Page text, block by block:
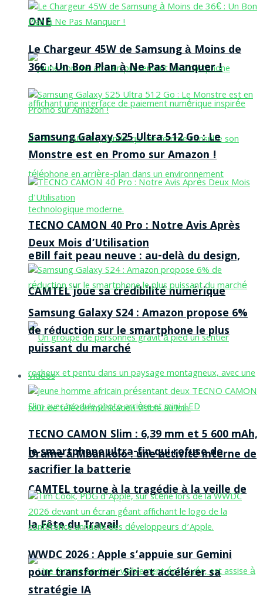
ONE
eBill fait peau neuve : au-delà du design,
CAMTEL joue sa crédibilité numérique
Drame à Mbankolo : une activité interne de
CAMTEL tourne à la tragédie à la veille de
la Fête du Travail
Le Chargeur 45W de Samsung à Moins de
36€ : Un Bon Plan à Ne Pas Manquer !
Samsung Galaxy S25 Ultra 512 Go : Le
Monstre est en Promo sur Amazon !
TECNO CAMON 40 Pro : Notre Avis Après
Deux Mois d’Utilisation
Samsung Galaxy S24 : Amazon propose 6%
de réduction sur le smartphone le plus
puissant du marché
Vidéos
TECNO CAMON Slim : 6,39 mm et 5 600 mAh,
le smartphone ultra-fin qui refuse de
sacrifier la batterie
WWDC 2026 : Apple s’appuie sur Gemini
pour transformer Siri et accélérer sa
stratégie IA